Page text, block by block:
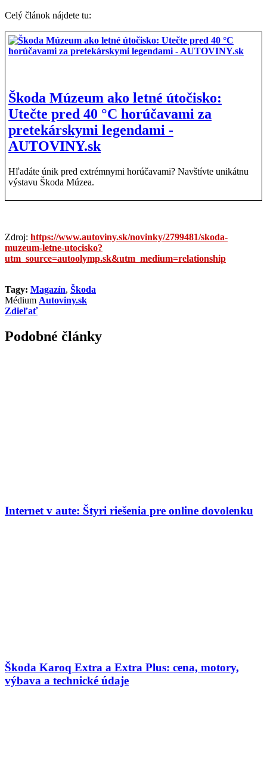
Celý článok nájdete tu:
Škoda Múzeum ako letné útočisko:
Utečte pred 40 °C horúčavami za
pretekárskymi legendami -
AUTOVINY.sk
Hľadáte únik pred extrémnymi horúčavami? Navštívte unikátnu
výstavu Škoda Múzea.
Zdroj: https://www.autoviny.sk/novinky/2799481/skoda-
muzeum-letne-utocisko?
utm_source=autoolymp.sk&utm_medium=relationship
Tagy: Magazín, Škoda
Médium Autoviny.sk
Zdieľať
Podobné články
Internet v aute: Štyri riešenia pre online dovolenku
Škoda Karoq Extra a Extra Plus: cena, motory,
výbava a technické údaje